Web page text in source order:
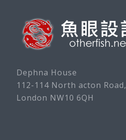
Dephna House
112-114 North acton Road,
London NW10 6QH